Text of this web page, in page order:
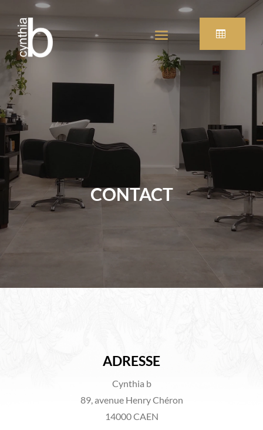
CONTACT
ADRESSE
Cynthia b
89, avenue Henry Chéron
14000 CAEN